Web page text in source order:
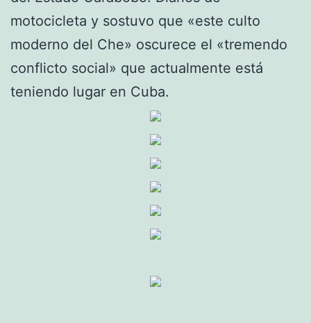
motocicleta y sostuvo que «este culto
moderno del Che» oscurece el «tremendo
conflicto social» que actualmente está
teniendo lugar en Cuba.